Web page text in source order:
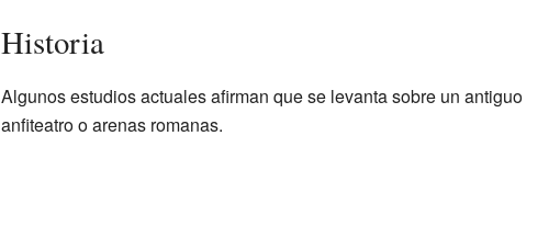
Historia
Algunos estudios actuales afirman que se levanta sobre un antiguo
anfiteatro o arenas romanas.